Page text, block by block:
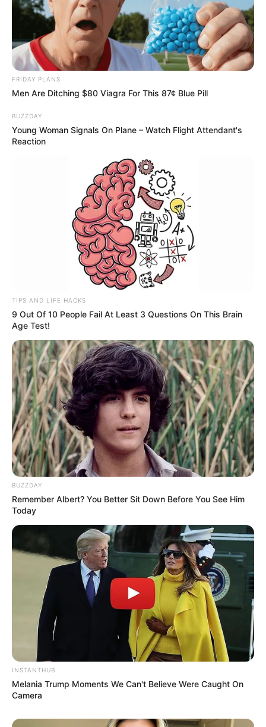
διαρκή θετική συνειδητή επιλογή
Δείτε όλες τις τελευταίεςΕιδήσεις από την Ελλάδα και
τον Κόσμο, τη στιγμή που συμβαίνουν, στο
FRIDAY PLANS
Men Are Ditching $80 Viagra For This 87¢ Blue Pill
BUZZDAY
Young Woman Signals On Plane – Watch Flight Attendant's
Reaction
TIPS AND LIFE HACKS
9 Out Of 10 People Fail At Least 3 Questions On This Brain
Age Test!
BUZZDAY
Remember Albert? You Better Sit Down Before You See Him
Today
INSTANTHUB
Melania Trump Moments We Can't Believe Were Caught On
Camera